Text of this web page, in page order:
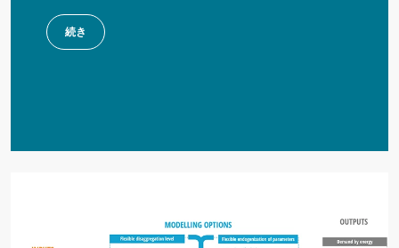
続き